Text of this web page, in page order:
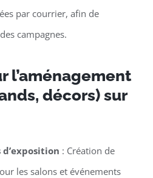
par courrier, afin de
campagnes.
l’aménagement
décors) sur
d’exposition : Création de
les salons et événements